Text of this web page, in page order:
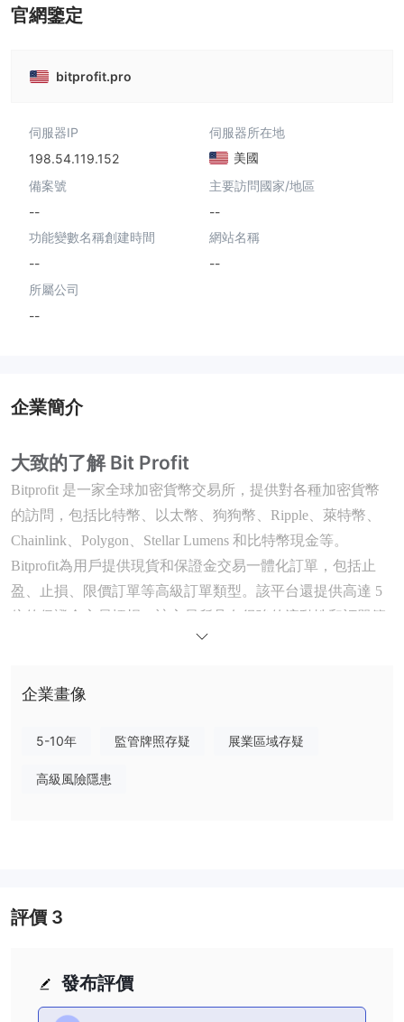
官網鑒定
bitprofit.pro
伺服器IP
198.54.119.152
伺服器所在地
美國
備案號
--
主要訪問國家/地區
--
功能變數名稱創建時間
--
網站名稱
--
所屬公司
--
企業簡介
大致的了解 Bit Profit
Bitprofit 是一家全球加密貨幣交易所，提供對各種加密貨幣
的訪問，包括比特幣、以太幣、狗狗幣、Ripple、萊特幣、
Chainlink、Polygon、Stellar Lumens 和比特幣現金等。
Bitprofit為用戶提供現貨和保證金交易一體化訂單，包括止
盈、止損、限價訂單等高級訂單類型。該平台還提供高達 5
倍的保證金交易槓桿。該交易所具有很強的流動性和訂單簿
深度，允許以最小的滑點執行大宗交易。
許用戶使用拖放模塊創建和個性化他們的交易畫布，例如多
戶可以通過將硬幣投入任何投資計劃來解鎖這些選項。
Bitprofit 在歐洲備受信賴，並被評為 2019 年和 2020 年最佳
元，並在市場上提供 40 多種由專家精選的相關代幣。
總體而言，Bitprofit 為用戶提供了一個全面的交易平台，提
企業畫像
5-10年 監管牌照存疑 展業區域存疑
高級風險隱患
發布評價
評價 3